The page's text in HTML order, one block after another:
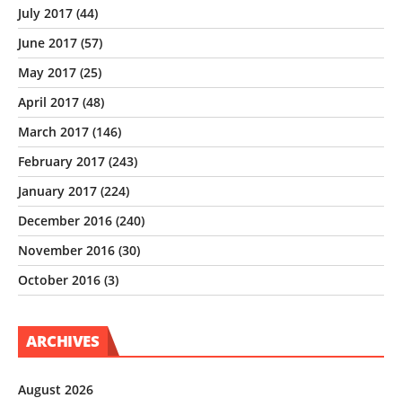
July 2017 (44)
June 2017 (57)
May 2017 (25)
April 2017 (48)
March 2017 (146)
February 2017 (243)
January 2017 (224)
December 2016 (240)
November 2016 (30)
October 2016 (3)
ARCHIVES
August 2026